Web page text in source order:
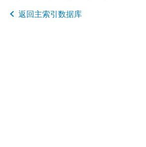
返回主索引数据库